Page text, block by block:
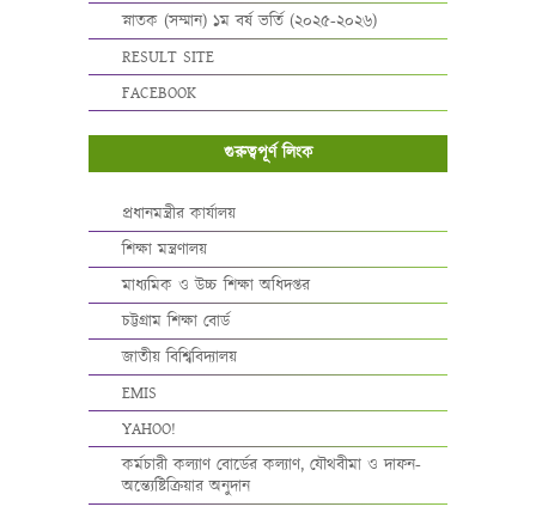
স্নাতক (সম্মান) ১ম বর্ষ ভর্তি (২০২৫-২০২৬)
RESULT SITE
FACEBOOK
গুরুত্বপূর্ণ লিংক
প্রধানমন্ত্রীর কার্যালয়
শিক্ষা মন্ত্রণালয়
মাধ্যমিক ও উচ্চ শিক্ষা অধিদপ্তর
চট্টগ্রাম শিক্ষা বোর্ড
জাতীয় বিশ্বিবিদ্যালয়
EMIS
YAHOO!
কর্মচারী কল্যাণ বোর্ডের কল্যাণ, যৌথবীমা ও দাফন-
অন্ত্যেষ্টিক্রিয়ার অনুদান